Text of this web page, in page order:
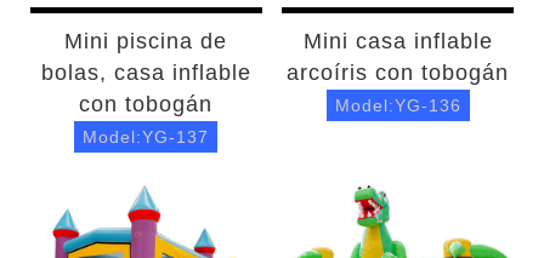
Mini piscina de
bolas, casa inflable
con tobogán
Model:YG-137
Mini casa inflable
arcoíris con tobogán
Model:YG-136